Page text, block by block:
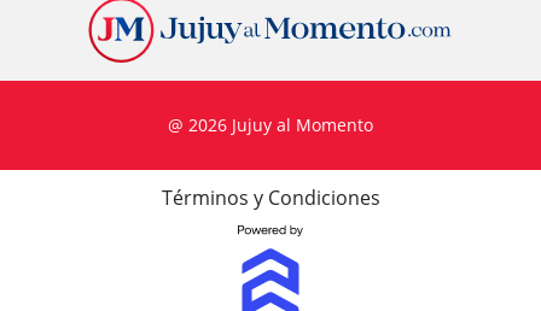
@ 2026 Jujuy al Momento
Términos y Condiciones